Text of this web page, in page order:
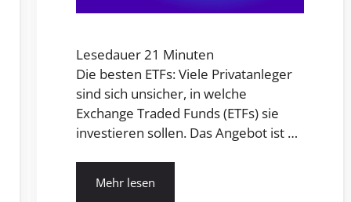
Lesedauer 21 Minuten
Die besten ETFs: Viele Privatanleger
sind sich unsicher, in welche
Exchange Traded Funds (ETFs) sie
investieren sollen. Das Angebot ist …
Mehr lesen